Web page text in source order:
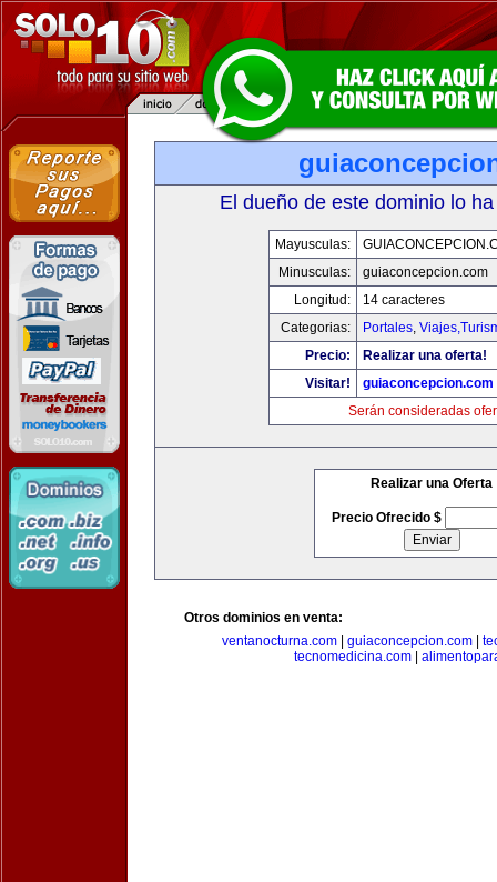
El dueño de este dominio lo
Mayusculas:
Minusculas:
guiaconcepcion.com
Longitud:
14 caracteres
Categorias:
Portales,
Precio:
Realizar una oferta!
Visitar!
guiaconcepcion.com
Serán consideradas
Realizar una Oferta
Precio Ofrecido $
Otros dominios en venta:
ventanocturna.com| guiaconcepcion.com|
tecnomedicina.com|